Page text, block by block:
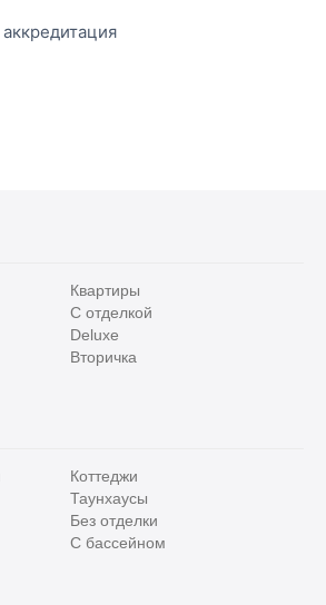
впечатляющие закаты. Продуманная
просторную кухню-гостиную с
Квартиры
С отделкой
Deluxe
Вторичка
Коттеджи
Таунхаусы
Без отделки
С бассейном